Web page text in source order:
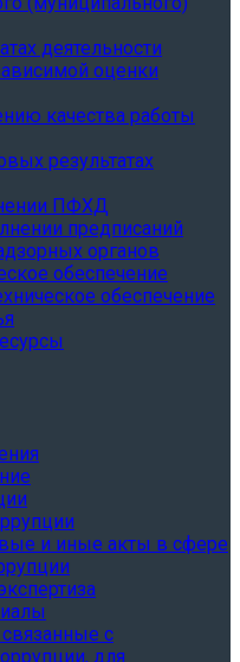
деятельности
оценки
качества работы
результатах
ПФХД
предписаний
органов
обеспечение
обеспечение
и иные акты в сфере
с
для